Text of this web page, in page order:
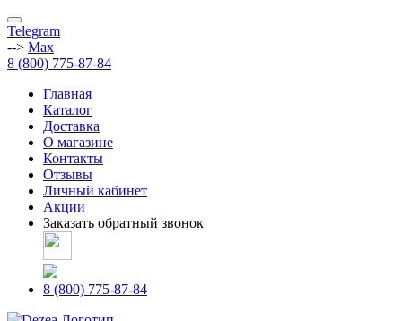
Telegram
--> Max
8 (800) 775-87-84
Главная
Каталог
Доставка
О магазине
Контакты
Отзывы
Личный кабинет
Акции
Заказать обратный звонок
8 (800) 775-87-84